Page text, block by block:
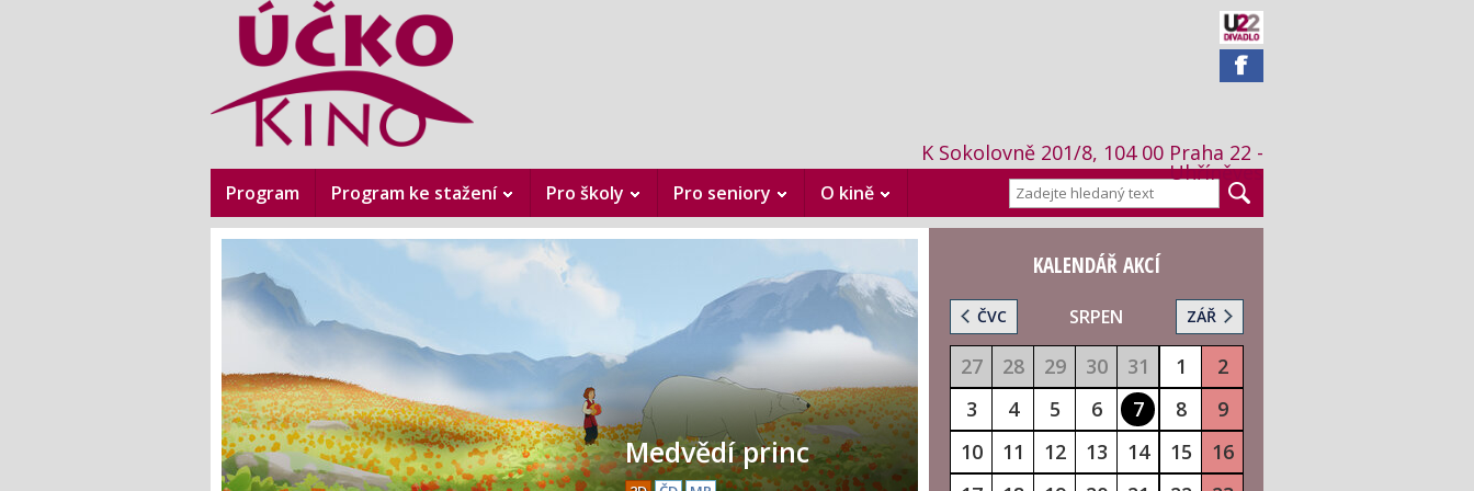
K Sokolovně 201/8, 104 00 Praha 22 -
Uhříněves
Program Program ke stažení Pro školy Pro seniory O kině
Medvědí princ
KALENDÁŘ AKCÍ
SRPEN
ČVC ZÁŘ
27 28 29 30 31 1
2
3
4 5 6 7 8
9
10
11 12 13 14 15
16